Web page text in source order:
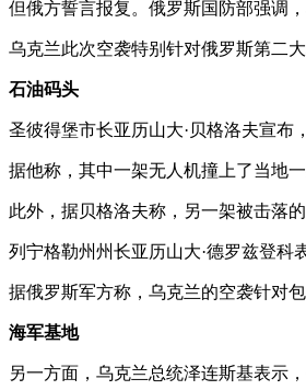
但俄方誓言报复。俄罗斯国防部强调
乌克兰此次空袭特别针对俄罗斯第二
石油码头
圣彼得堡市长亚历山大·贝格洛夫宣布
据他称，其中一架无人机撞上了当地
此外，据贝格洛夫称，另一架被击落
列宁格勒州州长亚历山大·德罗兹登科
据俄罗斯军方称，乌克兰的空袭针对
海军基地
另一方面，乌克兰总统泽连斯基表示